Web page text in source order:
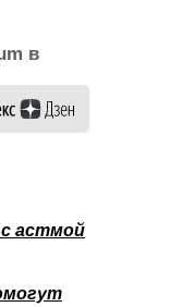
в
астмой